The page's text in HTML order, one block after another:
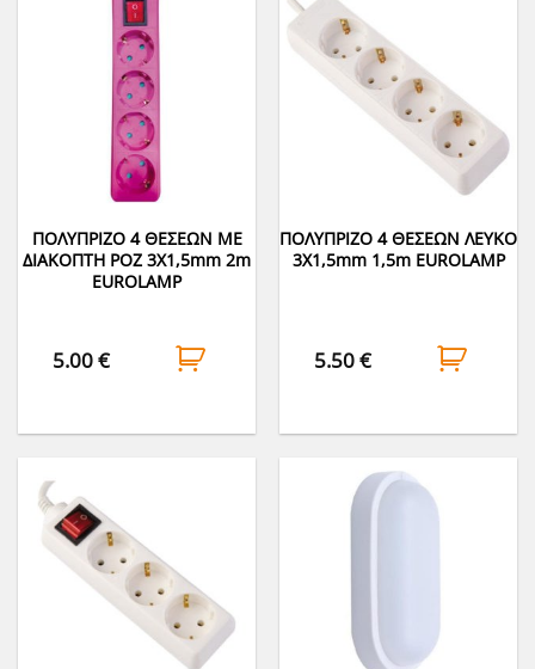
ΠΟΛΥΠΡΙΖΟ 4 ΘΕΣΕΩΝ ΜΕ
ΔΙΑΚΟΠΤΗ ΡΟΖ 3Χ1,5mm 2m
EUROLAMP
5.00€
ΠΟΛΥΠΡΙΖΟ 4 ΘΕΣΕΩΝ ΛΕΥΚΟ
3Χ1,5mm 1,5m EUROLAMP
5.50€